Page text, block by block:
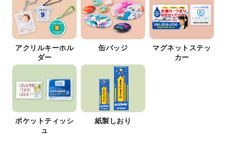
アクリルキーホル
ダー
缶バッジ
マグネットステッ
カー
ポケットティッシ
ュ
紙製しおり